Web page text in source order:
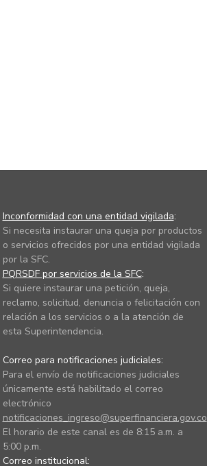
Inconformidad con una entidad vigilada:
Si necesita instaurar una queja por productos
o servicios ofrecidos por una entidad vigilada
por la SFC.
PQRSDF por servicios de la SFC:
Si quiere instaurar una petición, queja,
reclamo, solicitud, denuncia o felicitación con
relación a los servicios o a la atención de
esta Superintendencia.
Correo para notificaciones judiciales:
Para el envío de notificaciones judiciales
únicamente está habilitado el correo
electrónico
notificaciones_ingreso@superfinanciera.gov.co
El horario de este canal es de 8:15 a.m. a
5:00 p.m.
Correo institucional: